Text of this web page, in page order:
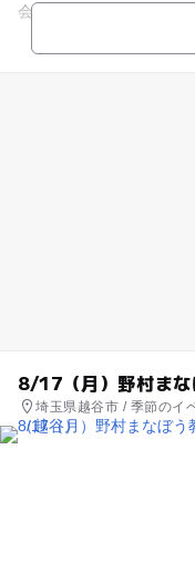
会社の社長になったつ
もらいます。 はたして
8/17（月）野村まな
埼玉県越谷市 / 季節のイ